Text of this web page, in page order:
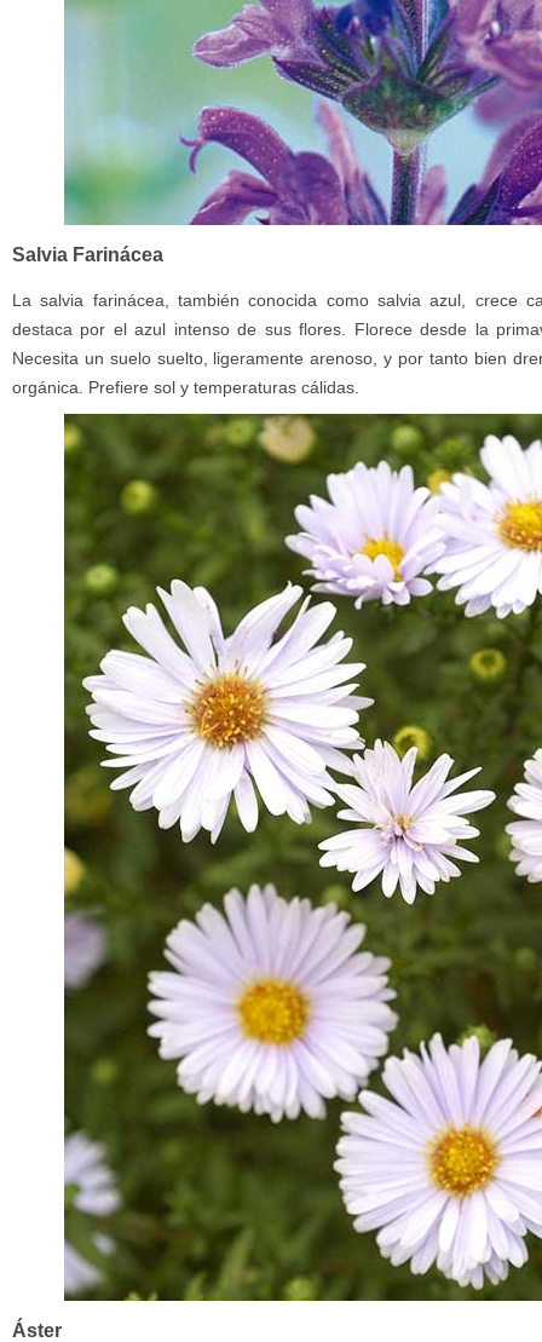
Salvia Farinácea
La salvia farinácea, también conocida como salvia azul, crece
destaca por el azul intenso de sus flores. Florece desde la
Necesita un suelo suelto, ligeramente arenoso, y por tanto bien
orgánica. Prefiere sol y temperaturas cálidas.
Áster